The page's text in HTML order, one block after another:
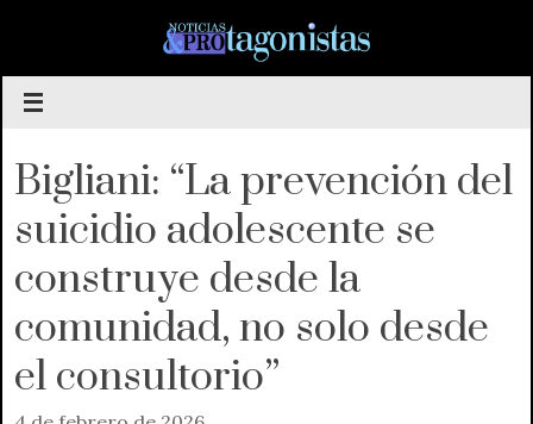
contenido
Bigliani: “La prevención del
suicidio adolescente se
construye desde la
comunidad, no solo desde
el consultorio”